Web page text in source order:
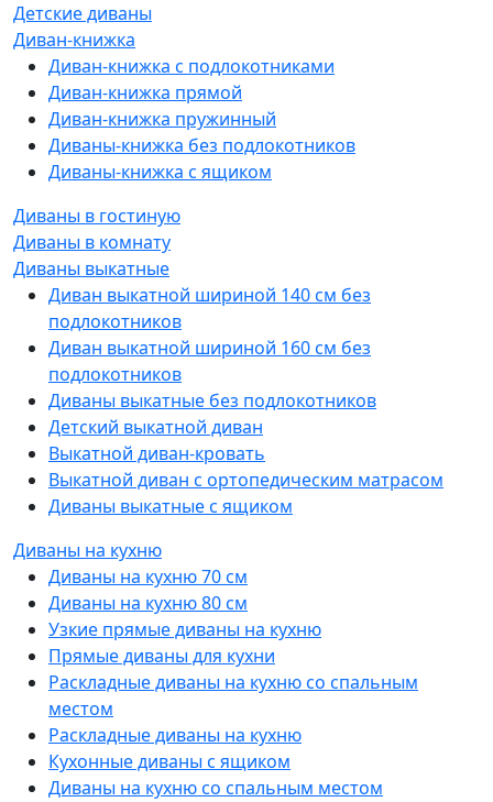
Детские диваны
Диван-книжка
Диван-книжка с подлокотниками
Диван-книжка прямой
Диван-книжка пружинный
Диваны-книжка без подлокотников
Диваны-книжка с ящиком
Диваны в гостиную
Диваны в комнату
Диваны выкатные
Диван выкатной шириной 140 см без
подлокотников
Диван выкатной шириной 160 см без
подлокотников
Диваны выкатные без подлокотников
Детский выкатной диван
Выкатной диван-кровать
Выкатной диван с ортопедическим матрасом
Диваны выкатные с ящиком
Диваны на кухню
Диваны на кухню 70 см
Диваны на кухню 80 см
Узкие прямые диваны на кухню
Прямые диваны для кухни
Раскладные диваны на кухню со спальным
местом
Раскладные диваны на кухню
Кухонные диваны с ящиком
Диваны на кухню со спальным местом